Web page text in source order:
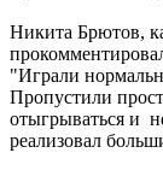
Никита Брютов,
"Играли
Пропустили
отыгрываться и
реализовал